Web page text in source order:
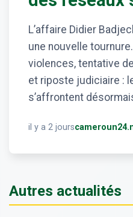
L’affaire Didier
une nouvelle
violences, tentative
et riposte judiciaire :
s’affrontent
il y a 2 jours
Autres actualités